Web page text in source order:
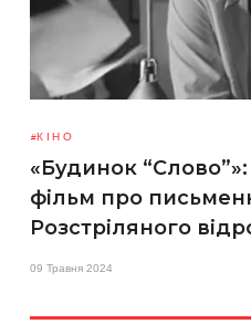
КІНО
«Будинок
фільм про
Розстріляного
09 Травня 2024